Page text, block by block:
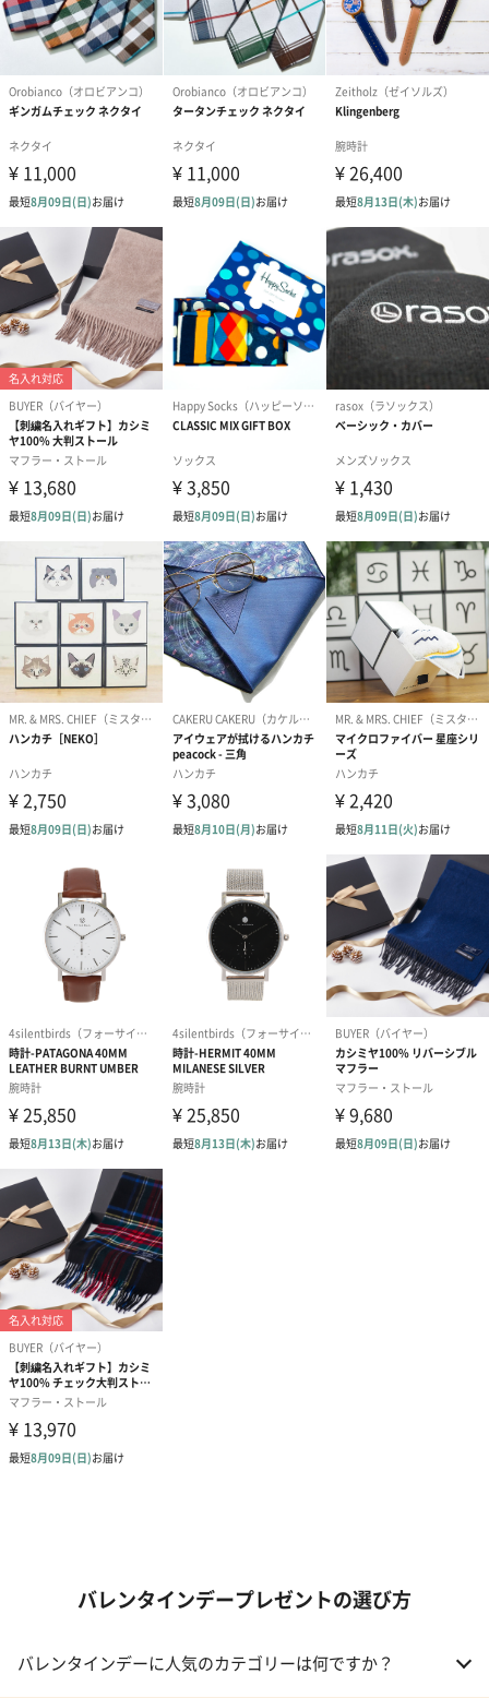
バレンタインデープレゼントの選び方
バレンタインデーに人気のカテゴリーは何ですか？